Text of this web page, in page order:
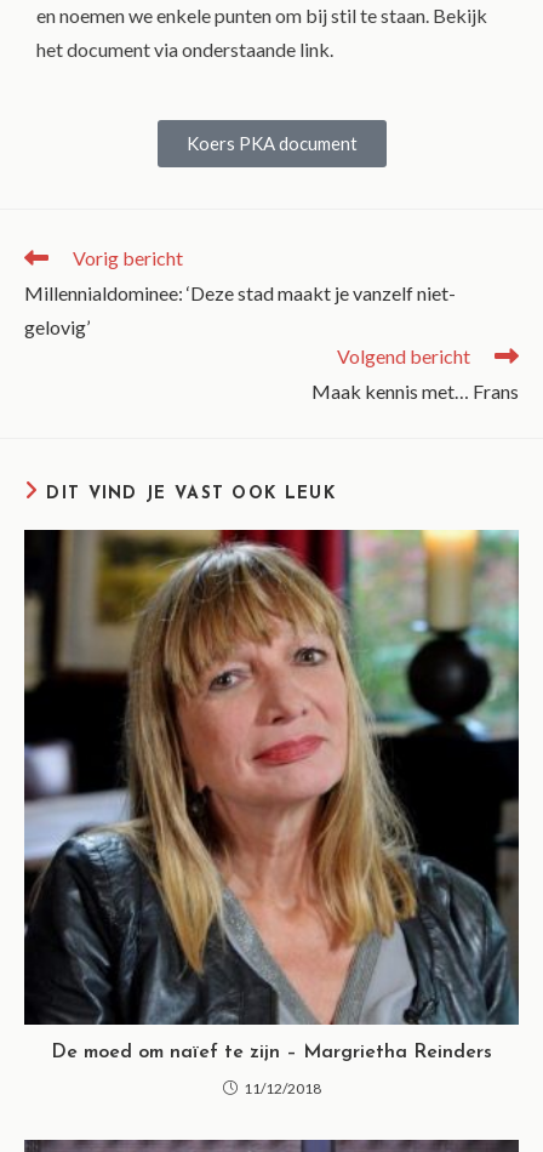
en noemen we enkele punten om bij stil te staan. Bekijk
het document via onderstaande link.
Koers PKA document
Vorig bericht
Millennialdominee: ‘Deze stad maakt je vanzelf niet-
gelovig’
Volgend bericht
Maak kennis met… Frans
DIT VIND JE VAST OOK LEUK
De moed om naïef te zijn – Margrietha Reinders
11/12/2018